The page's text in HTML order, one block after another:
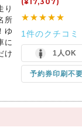
り
所
ゆ
に
け
★★★★★
1件のクチコミ
1人OK
予約券印刷不要